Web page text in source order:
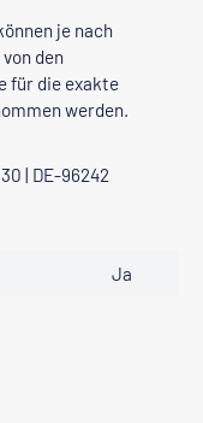
je nach
den
für die exakte
werden.
| DE-96242
Ja